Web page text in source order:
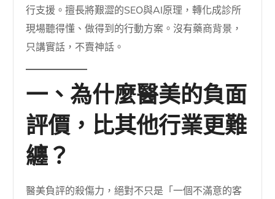
行支援。擅長將艱澀的SEO與AI原理，轉化成診所
現場聽得懂、做得到的行動方案。沒有藥商背景，
只講實話，不賣神話。
一、為什麼醫美的負面
評價，比其他行業更難
纏？
醫美負評的殺傷力，絕對不只是「一個不滿意的客